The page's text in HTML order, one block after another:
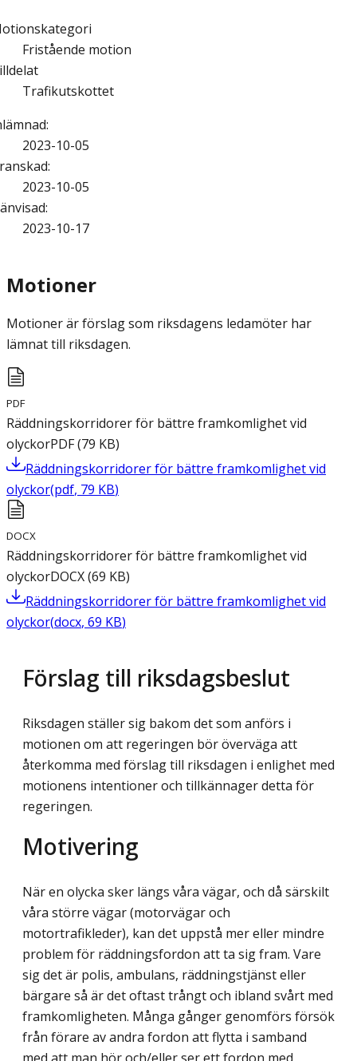
Fristående motion
Trafikutskottet
:
2023-10-05
:
2023-10-05
:
2023-10-17
Motioner
Motioner är förslag som riksdagens ledamöter har
lämnat till riksdagen.
PDF
Räddningskorridorer för bättre framkomlighet vid
olyckorPDF(79 KB)
Räddningskorridorer för bättre framkomlighet vid
olyckor(pdf, 79 KB)
DOCX
Räddningskorridorer för bättre framkomlighet vid
olyckorDOCX(69 KB)
Räddningskorridorer för bättre framkomlighet vid
olyckor(docx, 69 KB)
Förslag till riksdagsbeslut
Riksdagen ställer sig bakom det som anförs i
motionen om att regeringen bör överväga att
återkomma med förslag till riksdagen i enlighet med
motionens intentioner och tillkännager detta för
regeringen.
Motivering
När en olycka sker längs våra vägar, och då särskilt
våra större vägar (motorvägar och
motortrafikleder), kan det uppstå mer eller mindre
problem för räddningsfordon att ta sig fram. Vare
sig det är polis, ambulans, räddningstjänst eller
bärgare så är det oftast trångt och ibland svårt med
framkomligheten. Många gånger genomförs försök
från förare av andra fordon att flytta i samband